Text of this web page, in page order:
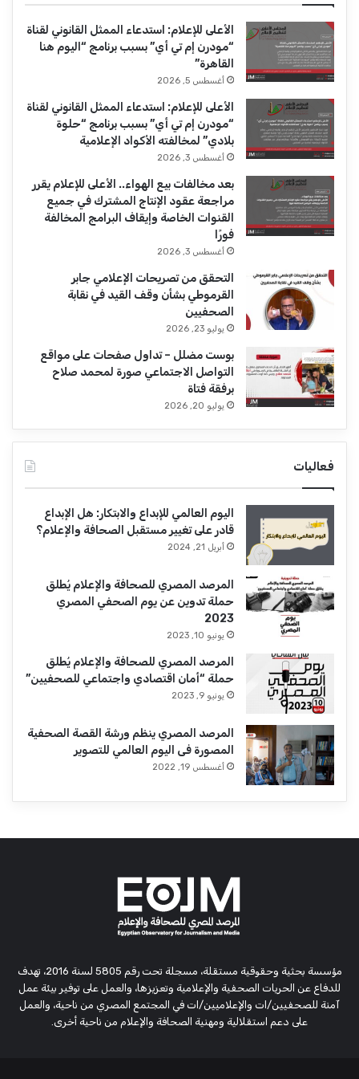
الأعلى للإعلام: استدعاء الممثل القانوني لقناة
“مودرن إم تي أي” بسبب برنامج “اليوم هنا
القاهرة”
أغسطس 5, 2026
الأعلى للإعلام: استدعاء الممثل القانوني لقناة
“مودرن إم تي أي” بسبب برنامج “حلوة
بلادي” لمخالفته الأكواد الإعلامية
أغسطس 3, 2026
بعد مخالفات بيع الهواء.. الأعلى للإعلام يقرر
مراجعة عقود الإنتاج المشترك في جميع
القنوات الخاصة وإيقاف البرامج المخالفة
فورًا
أغسطس 3, 2026
التحقق من تصريحات الإعلامي جابر
القرموطي بشأن وقف القيد في نقابة
الصحفيين
يوليو 23, 2026
بوست مضلل – تداول صفحات على مواقع
التواصل الاجتماعي صورة لمحمد صلاح
برفقة فتاة
يوليو 20, 2026
فعاليات
اليوم العالمي للإبداع والابتكار: هل الإبداع
قادر على تغيير مستقبل الصحافة والإعلام؟
أبريل 21, 2024
المرصد المصري للصحافة والإعلام يُطلق
حملة تدوين عن يوم الصحفي المصري
2023
يونيو 10, 2023
المرصد المصري للصحافة والإعلام يُطلق
حملة “أمان اقتصادي واجتماعي للصحفيين”
يونيو 9, 2023
المرصد المصري ينظم ورشة القصة الصحفية
المصورة فى اليوم العالمي للتصوير
أغسطس 19, 2022
مؤسسة بحثية وحقوقية مستقلة، مسجلة تحت رقم 5805 لسنة 2016، تهدف
للدفاع عن الحريات الصحفية والإعلامية وتعزيزها، والعمل على توفير بيئة عمل
آمنة للصحفيين/ات والإعلاميين/ات في المجتمع المصري من ناحية، والعمل
على دعم استقلالية ومهنية الصحافة والإعلام من ناحية أخرى.